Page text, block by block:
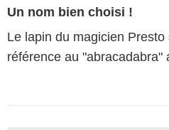
Un nom bien choisi !
Le lapin du magicien
référence au "abracadabra"